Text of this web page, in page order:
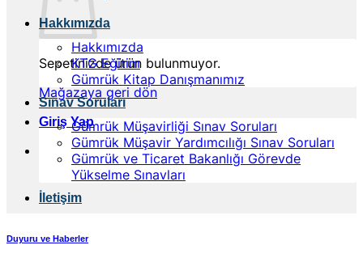
Sepetinizde ürün bulunmuyor.
Mağazaya geri dön
Giriş Yap
Hakkımızda
Hakkımızda
KTG Eğitim
Gümrük Kitap Danışmanımız
Sınav Soruları
Gümrük Müşavirliği Sınav Soruları
Gümrük Müşavir Yardımcılığı Sınav Soruları
Gümrük ve Ticaret Bakanlığı Görevde
Yükselme Sınavları
İletişim
Duyuru ve Haberler